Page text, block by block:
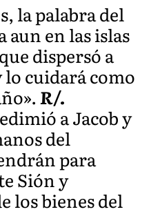
la palabra del
en las islas
dispersó a
cuidará como
R/.
a Jacob y
del
para
Sión y
los bienes del